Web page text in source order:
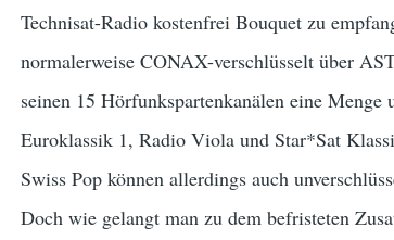
Technisat-Radio kostenfrei Bouquet zu
normalerweise CONAX-verschlüsselt über
seinen 15 Hörfunkspartenkanälen eine
Euroklassik 1, Radio Viola und Star*Sat
Swiss Pop können allerdings auch
Doch wie gelangt man zu dem befristeten